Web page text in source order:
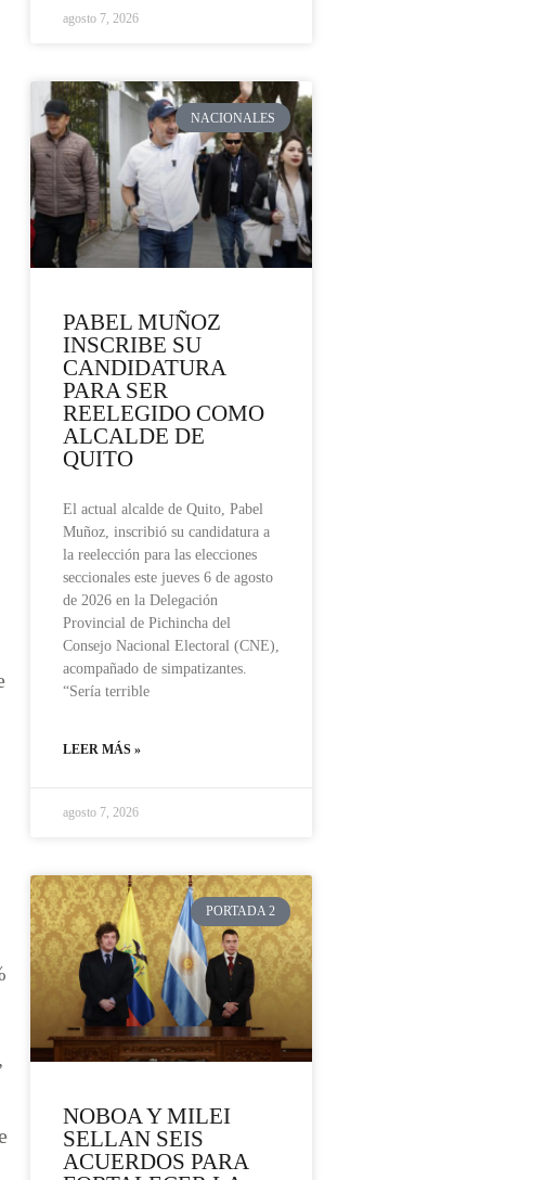
agosto 7, 2026
NACIONALES
PABEL MUÑOZ
INSCRIBE SU
CANDIDATURA
PARA SER
REELEGIDO COMO
ALCALDE DE
QUITO
El actual alcalde de Quito, Pabel
Muñoz, inscribió su candidatura a
la reelección para las elecciones
seccionales este jueves 6 de agosto
de 2026 en la Delegación
Provincial de Pichincha del
Consejo Nacional Electoral (CNE),
acompañado de simpatizantes.
“Sería terrible
LEER MÁS »
agosto 7, 2026
PORTADA 2
NOBOA Y MILEI
SELLAN SEIS
ACUERDOS PARA